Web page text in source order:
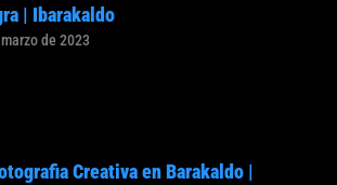
| Ibarakaldo
de 2023
Creativa en Barakaldo |